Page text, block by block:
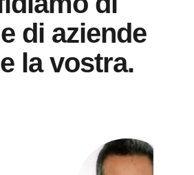
di aziende
la vostra.